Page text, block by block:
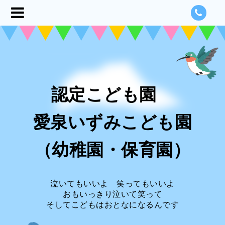
認定こども園
愛泉いずみこども園
（幼稚園・保育園）
泣いてもいいよ 笑ってもいいよ
おもいっきり泣いて笑って
そしてこどもはおとなになるんです